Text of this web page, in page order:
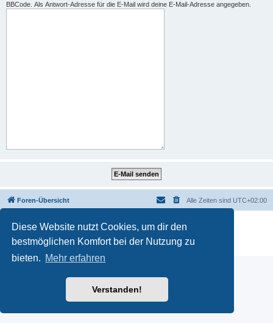
Diese Website nutzt Cookies, um dir den
bestmöglichen Komfort bei der Nutzung zu
bieten. Mehr erfahren
Verstanden!
BBCode. Als Antwort-Adresse für die E-Mail wird deine E-Mail-Adresse angegeben.
Foren-Übersicht Alle Zeiten sind UTC+02:00
Powered by phpBB
® Forum Software © phpBB Limited
Deutsche Übersetzung durch
Datenschutz|Nutzungsbedingungen